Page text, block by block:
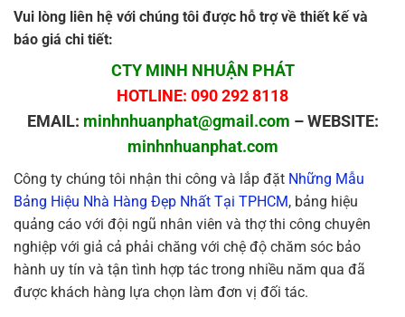
Vui lòng liên hệ với chúng tôi được hỗ trợ về thiết kế và
báo giá chi tiết:
CTY MINH NHUẬN PHÁT
HOTLINE: 090 292 8118
EMAIL: minhnhuanphat@gmail.com – WEBSITE:
minhnhuanphat.com
Công ty chúng tôi nhận thi công và lắp đặt Những Mẫu
Bảng Hiệu Nhà Hàng Đẹp Nhất Tại TPHCM, bảng hiệu
quảng cáo với đội ngũ nhân viên và thợ thi công chuyên
nghiệp với giả cả phải chăng với chệ độ chăm sóc bảo
hành uy tín và tận tình hợp tác trong nhiều năm qua đã
được khách hàng lựa chọn làm đơn vị đối tác.